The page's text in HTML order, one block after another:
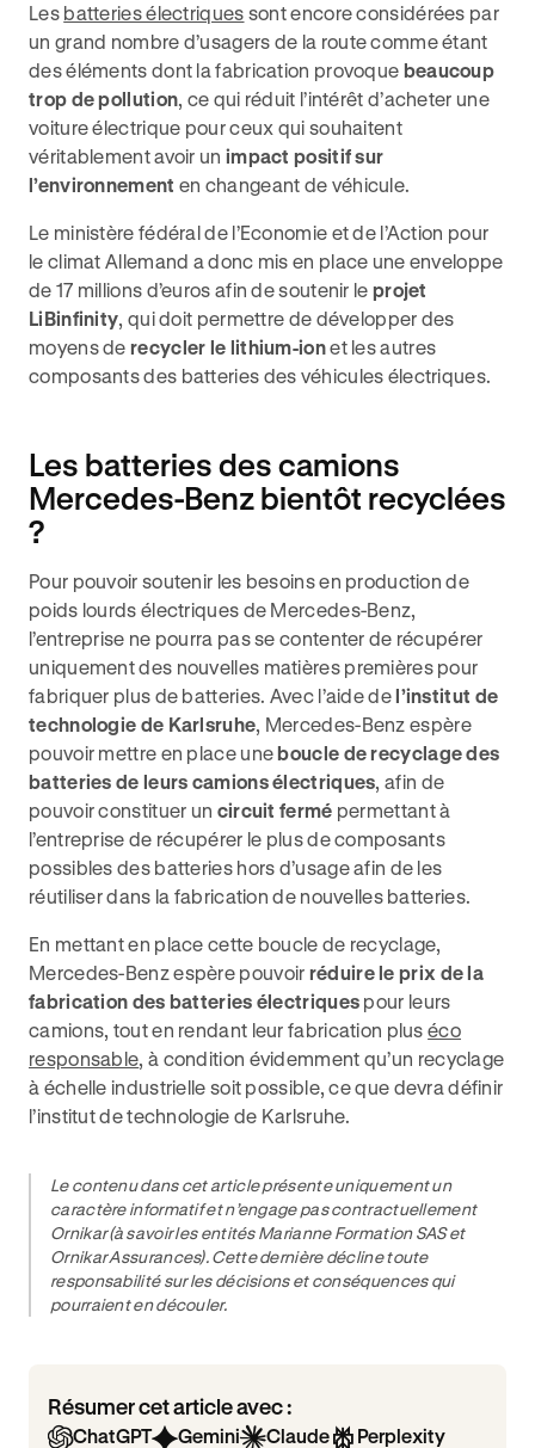
Les batteries électriques sont encore considérées par
un grand nombre d’usagers de la route comme étant
des éléments dont la fabrication provoque beaucoup
trop de pollution, ce qui réduit l’intérêt d’acheter une
voiture électrique pour ceux qui souhaitent
véritablement avoir un impact positif sur
l’environnement en changeant de véhicule.
Le ministère fédéral de l’Economie et de l’Action pour
le climat Allemand a donc mis en place une enveloppe
de 17 millions d’euros afin de soutenir le projet
LiBinfinity, qui doit permettre de développer des
moyens derecycler le lithium-ionet les autres
composants des batteries des véhicules électriques.
Les batteries des camions
Mercedes-Benz bientôt recyclées
?
Pour pouvoir soutenir les besoins en production de
poids lourds électriques de Mercedes-Benz,
l’entreprise ne pourra pas se contenter de récupérer
uniquement des nouvelles matières premières pour
fabriquer plus de batteries. Avec l’aide del’institut de
technologie de Karlsruhe, Mercedes-Benz espère
pouvoir mettre en place uneboucle de recyclage des
batteries de leurs camions électriques, afin de
pouvoir constituer un circuit fermé permettant à
l’entreprise de récupérer le plus de composants
possibles des batteries hors d’usage afin de les
réutiliser dans la fabrication de nouvelles batteries.
En mettant en place cette boucle de recyclage,
Mercedes-Benz espère pouvoir réduire le prix de la
fabrication des batteries électriques pour leurs
camions, tout en rendant leur fabrication pluséco
responsable, à condition évidemment qu’un recyclage
à échelle industrielle soit possible, ce que devra définir
l’institut de technologie de Karlsruhe.
Le contenu dans cet article présente uniquement un
caractère informatif et n’engage pas contractuellement
Ornikar (à savoir les entités Marianne Formation SAS et
Ornikar Assurances). Cette dernière décline toute
responsabilité sur les décisions et conséquences qui
pourraient en découler.
Résumer cet article avec :
ChatGPT Gemini Claude Perplexity